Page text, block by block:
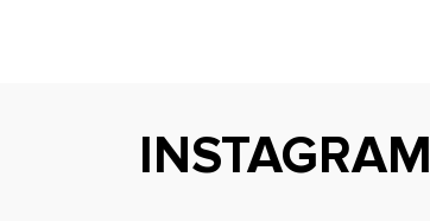
INSTAGRAM